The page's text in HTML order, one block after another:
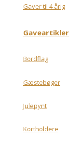
Gaver til 4 årig
Gaveartikler
Bordflag
Gæstebøger
Julepynt
Kortholdere